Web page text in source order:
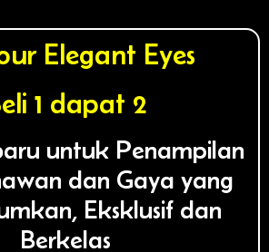
Elegant Eyes
1 dapat 2
untuk Penampilan
dan Gaya yang
Eksklusif dan
Berkelas